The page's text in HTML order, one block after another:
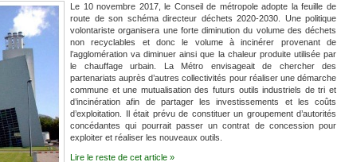
Le 10 novembre 2017, le Conseil de métropole adopte la feuille de
route de son schéma directeur déchets 2020-2030. Une politique
volontariste organisera une forte diminution du volume des déchets
non recyclables et donc le volume à incinérer provenant de
l’agglomération va diminuer ainsi que la chaleur produite utilisée par
le chauffage urbain. La Métro envisageait de chercher des
partenariats auprès d’autres collectivités pour réaliser une démarche
commune et une mutualisation des futurs outils industriels de tri et
d’incinération afin de partager les investissements et les coûts
d’exploitation. Il était prévu de constituer un groupement d’autorités
concédantes qui pourrait passer un contrat de concession pour
exploiter et réaliser les nouveaux outils.
Lire le reste de cet article »